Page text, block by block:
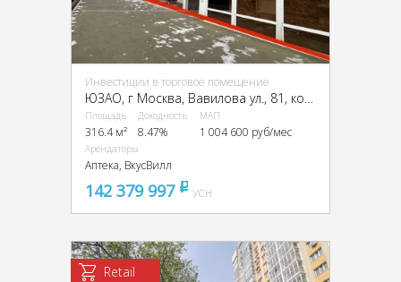
Инвестиции в торговое помещение
Площадь
316.4 м²
Доходность
8.47%
МАП
1 004 600 руб/мес
Арендаторы
Аптека, ВкусВилл
142 379 997 pуб
УСН
Retail